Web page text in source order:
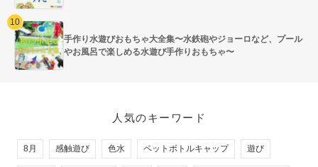
手作り水遊びおもちゃ大全集〜水鉄砲やジョーロなど、プール
やお風呂で楽しめる水遊び手作りおもちゃ〜
人気のキーワード
8月 感触遊び 色水 ペットボトルキャップ 遊び